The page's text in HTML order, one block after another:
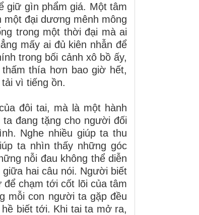
giữ gìn phẩm giá. Một tâm
một đại dương mênh mông
trong một thời đại mà ai
mấy ai đủ kiên nhẫn để
trong bối cảnh xô bồ ấy,
thía hơn bao giờ hết,
vì tiếng ồn.
đôi tai, mà là một hành
đang tặng cho người đối
Nghe nhiều giúp ta thu
ta nhìn thấy những góc
nỗi đau không thể diễn
hai câu nói. Người biết
chạm tới cốt lõi của tâm
mỗi con người ta gặp đều
biết tới. Khi tai ta mở ra,